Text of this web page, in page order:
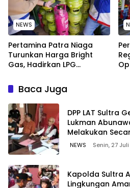
NEWS
Pertamina Patra Niaga
Turunkan Harga Bright
Gas, Hadirkan LPG
Lebih Kompetitif
Baca Juga
‎DPP LAT Sultra
Lukman
Melakukan
NEWS Senin, 27
Kapolda Sultra
Lingkungan